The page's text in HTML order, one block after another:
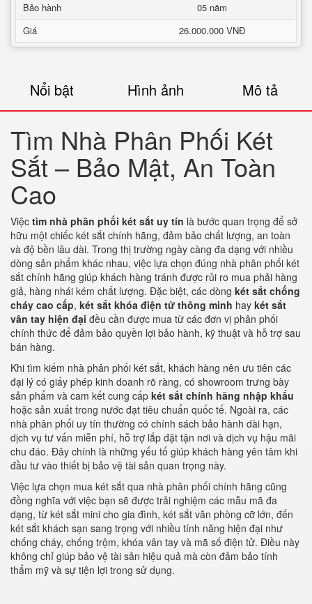
Bảo hành
05 năm
Giá
26.000.000 VNĐ
Nổi bật Hình ảnh Mô tả
Tìm Nhà Phân Phối Két
Sắt – Bảo Mật, An Toàn
Cao
Việc tìm nhà phân phối két sắt uy tín là bước quan trọng để sở
hữu một chiếc két sắt chính hãng, đảm bảo chất lượng, an toàn
và độ bền lâu dài. Trong thị trường ngày càng đa dạng với nhiều
dòng sản phẩm khác nhau, việc lựa chọn đúng nhà phân phối két
sắt chính hãng giúp khách hàng tránh được rủi ro mua phải hàng
giả, hàng nhái kém chất lượng. Đặc biệt, các dòng két sắt chống
cháy cao cấp, két sắt khóa điện tử thông minh hay két sắt
vân tay hiện đại đều cần được mua từ các đơn vị phân phối
chính thức để đảm bảo quyền lợi bảo hành, kỹ thuật và hỗ trợ sau
bán hàng.
Khi tìm kiếm nhà phân phối két sắt, khách hàng nên ưu tiên các
đại lý có giấy phép kinh doanh rõ ràng, có showroom trưng bày
sản phẩm và cam kết cung cấp két sắt chính hãng nhập khẩu
hoặc sản xuất trong nước đạt tiêu chuẩn quốc tế. Ngoài ra, các
nhà phân phối uy tín thường có chính sách bảo hành dài hạn,
dịch vụ tư vấn miễn phí, hỗ trợ lắp đặt tận nơi và dịch vụ hậu mãi
chu đáo. Đây chính là những yếu tố giúp khách hàng yên tâm khi
đầu tư vào thiết bị bảo vệ tài sản quan trọng này.
Việc lựa chọn mua két sắt qua nhà phân phối chính hãng cũng
đồng nghĩa với việc bạn sẽ được trải nghiệm các mẫu mã đa
dạng, từ két sắt mini cho gia đình, két sắt văn phòng cỡ lớn, đến
két sắt khách sạn sang trọng với nhiều tính năng hiện đại như
chống cháy, chống trộm, khóa vân tay và mã số điện tử. Điều này
không chỉ giúp bảo vệ tài sản hiệu quả mà còn đảm bảo tính
thẩm mỹ và sự tiện lợi trong sử dụng.